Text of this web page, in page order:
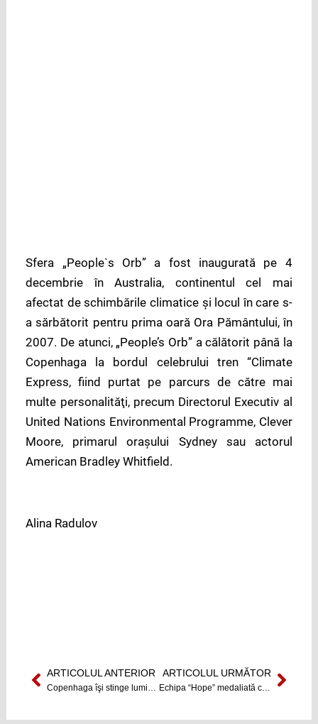
Sfera „People`s Orb” a fost inaugurată pe 4
decembrie în Australia, continentul cel mai
afectat de schimbările climatice şi locul în care s-
a sărbătorit pentru prima oară Ora Pământului, în
2007. De atunci, „People’s Orb” a călătorit până la
Copenhaga la bordul celebrului tren “Climate
Express, fiind purtat pe parcurs de către mai
multe personalităţi, precum Directorul Executiv al
United Nations Environmental Programme, Clever
Moore, primarul oraşului Sydney sau actorul
American Bradley Whitfield.
Alina Radulov
Prev
ARTICOLUL ANTERIOR ARTICOLUL URMĂTORNext